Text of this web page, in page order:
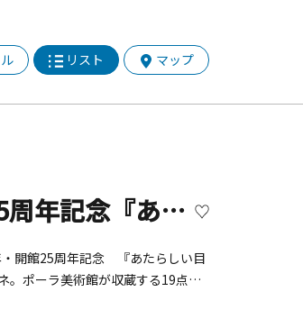
リスト マップ
ポーラ美術館 ーモネ没後100年・開館25周年記念『あたらしい目ーモネと21世紀のアート』展
開館25周年記念 『あたらしい目
。ポーラ美術館が収蔵する19点の